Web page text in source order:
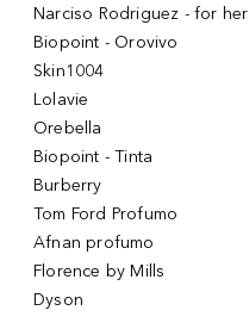
Narciso Rodriguez - for her
Biopoint - Orovivo
Skin1004
Lolavie
Orebella
Biopoint - Tinta
Burberry
Tom Ford Profumo
Afnan profumo
Florence by Mills
Dyson